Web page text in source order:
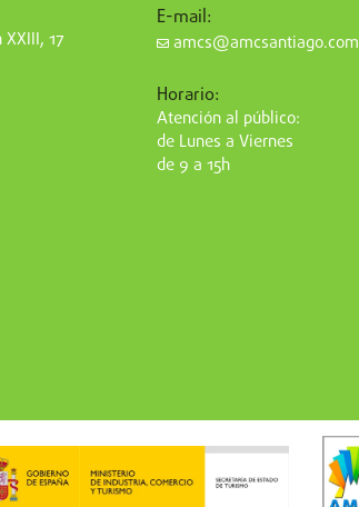
17
E-mail:
amcs@amcsantiago.com
Horario:
Atención al público:
de Lunes a Viernes
de 9 a 15h